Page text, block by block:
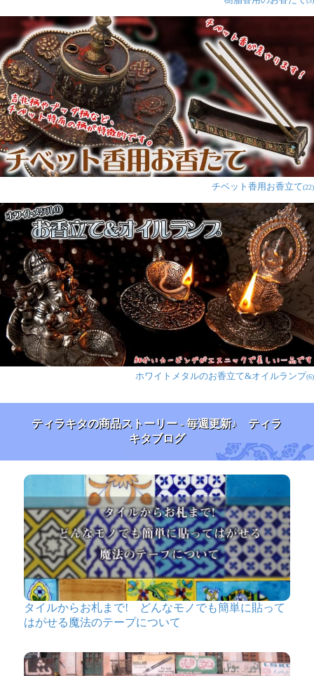
チベット香用お香立て(22)
ホワイトメタルのお香立て&オイルランプ(6)
ティラキタの商品ストーリー - 毎週更新♪ ティラ
キタブログ
タイルからお札まで! どんなモノでも簡単に貼って
はがせる魔法のテープについて